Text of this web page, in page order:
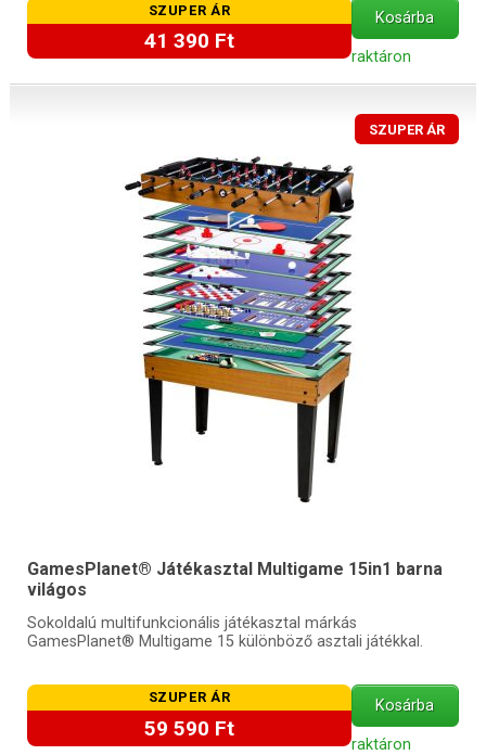
SZUPER ÁR
41 390 Ft
Kosárba
raktáron
SZUPER ÁR
GamesPlanet® Játékasztal Multigame 15in1 barna
világos
Sokoldalú multifunkcionális játékasztal márkás
GamesPlanet® Multigame 15 különböző asztali játékkal.
SZUPER ÁR
59 590 Ft
Kosárba
raktáron